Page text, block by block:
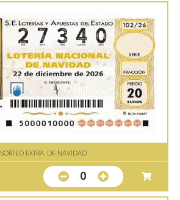
SORTEO EXTRA. DE NAVIDAD
0